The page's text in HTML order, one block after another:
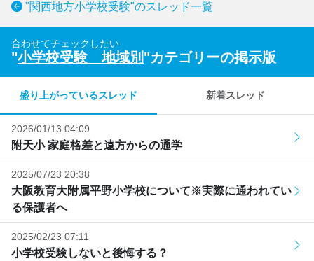
"関西地方小学校受験"のスレッド一覧
合わせてチェックしたい
"小学校受験 地域別 "カテゴリーの掲示版
盛り上がっているスレッド 新着スレッド
2026/01/13 04:09
附天小 家庭格差と遠方からの通学
2025/07/23 20:38
大阪教育大附属平野小学校について※実際に通われてい
る保護者へ
2025/02/23 07:11
小学校受験しないと後悔する？